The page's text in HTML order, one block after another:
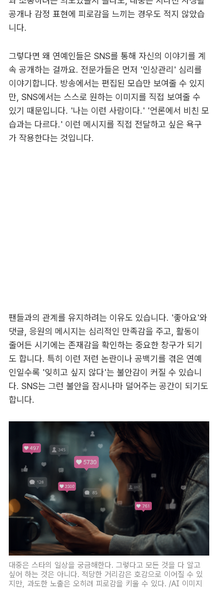
공개나 감정 표현에 피로감을 느끼는 경우도 적지 않았습
니다.
그렇다면 왜 연예인들은 SNS를 통해 자신의 이야기를 계
속 공개하는 걸까요. 전문가들은 먼저 '인상관리' 심리를
이야기합니다. 방송에서는 편집된 모습만 보여줄 수 있지
만, SNS에서는 스스로 원하는 이미지를 직접 보여줄 수
있기 때문입니다. '나는 이런 사람이다.' '언론에서 비친 모
습과는 다르다.' 이런 메시지를 직접 전달하고 싶은 욕구
가 작용한다는 것입니다.
팬들과의 관계를 유지하려는 이유도 있습니다. '좋아요'와
댓글, 응원의 메시지는 심리적인 만족감을 주고, 활동이
줄어든 시기에는 존재감을 확인하는 중요한 창구가 되기
도 합니다. 특히 이런 저런 논란이나 공백기를 겪은 연예
인일수록 '잊히고 싶지 않다'는 불안감이 커질 수 있습니
다. SNS는 그런 불안을 잠시나마 덜어주는 공간이 되기도
합니다.
대중은 스타의 일상을 궁금해한다. 그렇다고 모든 것을 다 알고
싶어 하는 것은 아니다. 적당한 거리감은 호감으로 이어질 수 있
지만, 과도한 노출은 오히려 피로감을 키울 수 있다. /AI 이미지